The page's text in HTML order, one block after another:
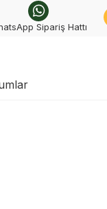
Sipariş Hattı